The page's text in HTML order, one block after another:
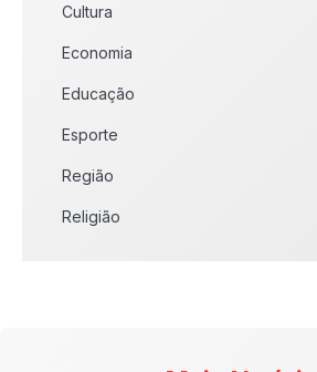
Cultura
Economia
Educação
Esporte
Região
Religião